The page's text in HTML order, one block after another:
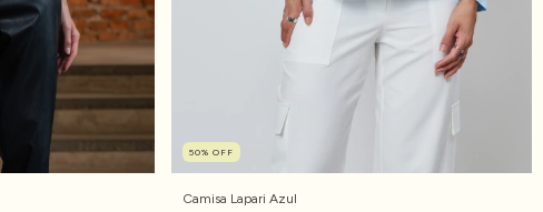
50% OFF
Camisa Lapari Azul